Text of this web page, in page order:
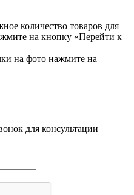
количество товаров для
на кнопку «Перейти к
на фото нажмите на
для консультации